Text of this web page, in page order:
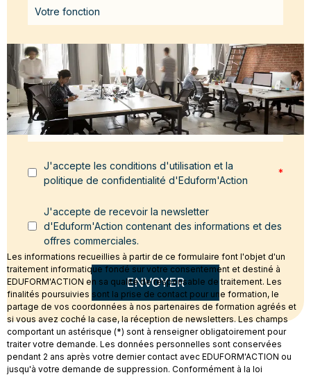
Email
Message
J'accepte les conditions d'utilisation et la
politique de confidentialité d'Eduform'Action
*
J'accepte de recevoir la newsletter
d'Eduform'Action contenant des informations et des
offres commerciales.
ENVOYER
Les informations recueillies à partir de ce formulaire font l'objet d'un
traitement informatique fondé sur votre consentement et destiné à
EDUFORM'ACTION en sa qualité de responsable de traitement. Les
finalités poursuivies sont la prise de contact pour une formation, le
partage de vos coordonnées à nos partenaires de formation agréés et
si vous avez coché la case, la réception de newsletters. Les champs
comportant un astérisque (*) sont à renseigner obligatoirement pour
traiter votre demande. Les données personnelles sont conservées
pendant 2 ans après votre dernier contact avec EDUFORM'ACTION ou
jusqu'à votre demande de suppression. Conformément à la loi